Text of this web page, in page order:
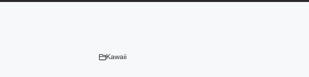
Kawaii